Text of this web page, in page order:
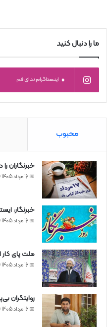
ما را دنبال کنید
0 اینستاگرام ندای قم
محبوب
خبرنگاران را
📅 16 مرداد 1405 🕙16:29
خبرنگار،
📅 16 مرداد 1405 🕙16:17
ملت پای
📅 16 مرداد 1405 🕙16:13
روایتگران
📅 16 مرداد 1405 🕙14:38